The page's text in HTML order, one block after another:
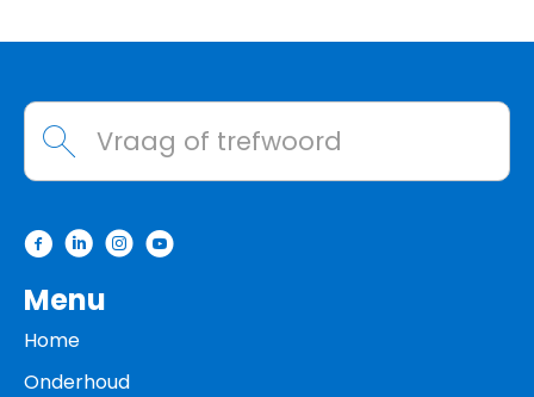
Contactinformatie
Waarmee kunnen we helpen?
Menu
Home
Onderhoud